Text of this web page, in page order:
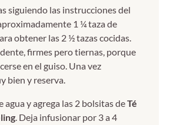
siguiendo las instrucciones del
1 ¼ taza de
obtener las 2 ½ tazas cocidas.
firmes pero tiernas, porque
en el guiso. Una vez
bien y reserva.
agua y agrega las 2 bolsitas deTé
. Deja infusionar por 3 a 4